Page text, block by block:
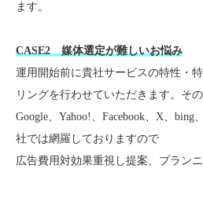
ます。
CASE2 媒体選定が難しいお悩み
運用開始前に貴社サービスの特性・
リングを行わせていただきます。そ
Google、Yahoo!、Facebook、X、
社では網羅しておりますので
広告費用対効果重視し提案、プラン